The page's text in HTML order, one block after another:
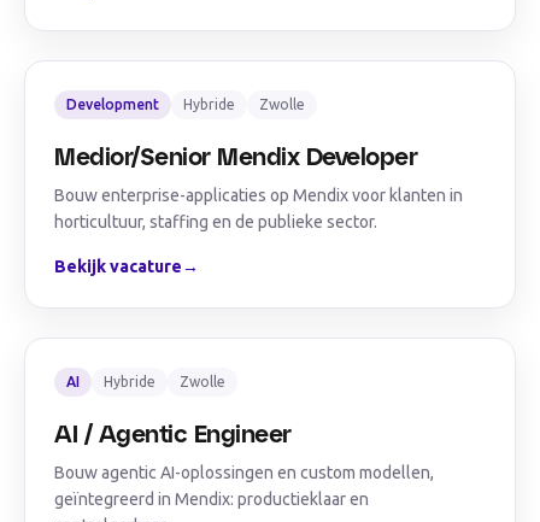
Development Hybride Zwolle
Medior/Senior Mendix Developer
Bouw enterprise-applicaties op Mendix voor klanten in
horticultuur, staffing en de publieke sector.
Bekijk vacature→
AI Hybride Zwolle
AI / Agentic Engineer
Bouw agentic AI-oplossingen en custom modellen,
geïntegreerd in Mendix: productieklaar en